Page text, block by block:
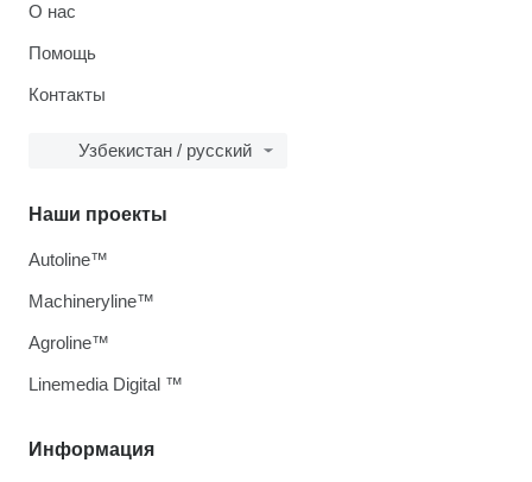
О нас
Помощь
Контакты
Узбекистан / русский
Информация
Наши проекты
Autoline™
Machineryline™
Agroline™
Linemedia Digital ™